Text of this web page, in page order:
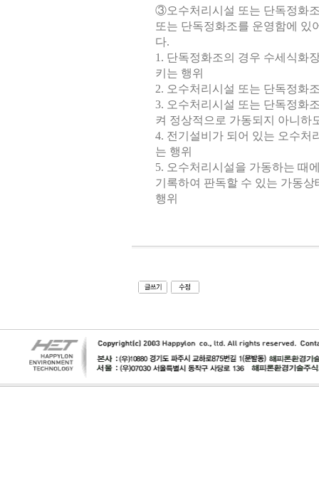
③오수처리시설 또는 단독정화
또는 단독정화조를 운영함에 있
다.
1. 단독정화조의 경우 수세식화
키는 행위
2. 오수처리시설 또는 단독정화
3. 오수처리시설 또는 단독정화
켜 정상적으로 가동되지 아니하
4. 전기설비가 되어 있는 오수처
는 행위
5. 오수처리시설을 가동하는 때
기록하여 판독할 수 있는 가동
행위